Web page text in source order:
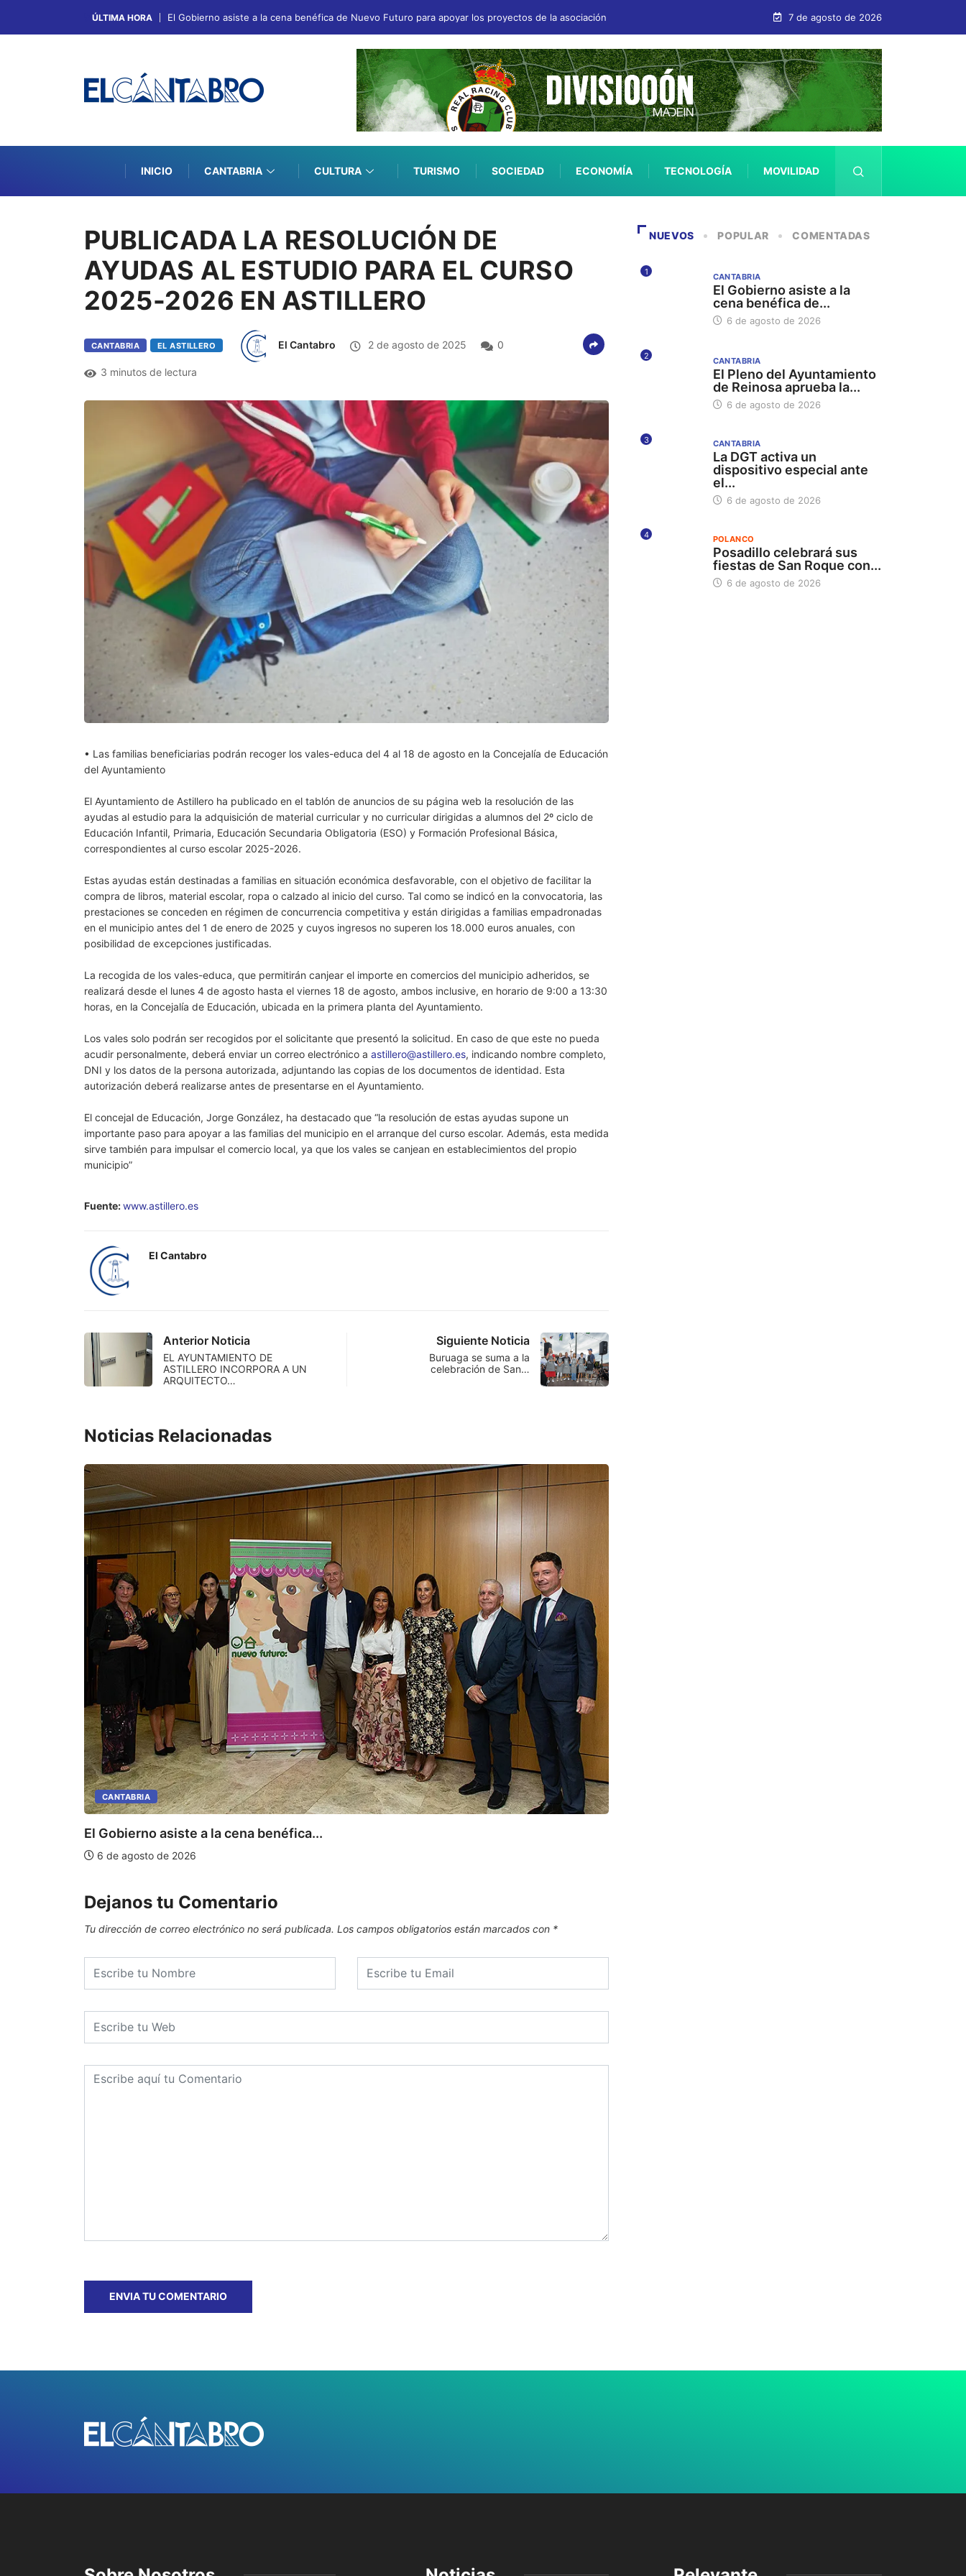
ÚLTIMA HORA El Gobierno asiste a la cena benéfica de Nuevo Futuro para apoyar los proyectos de la asociación 7 de agosto de 2026
INICIO CANTABRIA CULTURA TURISMO SOCIEDAD ECONOMÍA TECNOLOGÍA MOVILIDAD
PUBLICADA LA RESOLUCIÓN DE
AYUDAS AL ESTUDIO PARA EL CURSO
2025-2026 EN ASTILLERO
CANTABRIA EL ASTILLERO El Cantabro 2 de agosto de 2025 0
3 minutos de lectura
• Las familias beneficiarias podrán recoger los vales-educa del 4 al 18 de agosto en la Concejalía de Educación
del Ayuntamiento
El Ayuntamiento de Astillero ha publicado en el tablón de anuncios de su página web la resolución de las
ayudas al estudio para la adquisición de material curricular y no curricular dirigidas a alumnos del 2º ciclo de
Educación Infantil, Primaria, Educación Secundaria Obligatoria (ESO) y Formación Profesional Básica,
correspondientes al curso escolar 2025-2026.
Estas ayudas están destinadas a familias en situación económica desfavorable, con el objetivo de facilitar la
compra de libros, material escolar, ropa o calzado al inicio del curso. Tal como se indicó en la convocatoria, las
prestaciones se conceden en régimen de concurrencia competitiva y están dirigidas a familias empadronadas
en el municipio antes del 1 de enero de 2025 y cuyos ingresos no superen los 18.000 euros anuales, con
posibilidad de excepciones justificadas.
La recogida de los vales-educa, que permitirán canjear el importe en comercios del municipio adheridos, se
realizará desde el lunes 4 de agosto hasta el viernes 18 de agosto, ambos inclusive, en horario de 9:00 a 13:30
horas, en la Concejalía de Educación, ubicada en la primera planta del Ayuntamiento.
Los vales solo podrán ser recogidos por el solicitante que presentó la solicitud. En caso de que este no pueda
acudir personalmente, deberá enviar un correo electrónico a astillero@astillero.es, indicando nombre completo,
DNI y los datos de la persona autorizada, adjuntando las copias de los documentos de identidad. Esta
autorización deberá realizarse antes de presentarse en el Ayuntamiento.
El concejal de Educación, Jorge González, ha destacado que “la resolución de estas ayudas supone un
importante paso para apoyar a las familias del municipio en el arranque del curso escolar. Además, esta medida
sirve también para impulsar el comercio local, ya que los vales se canjean en establecimientos del propio
municipio”
Fuente:www.astillero.es
El Cantabro
Anterior Noticia
EL AYUNTAMIENTO DE
ASTILLERO INCORPORA A UN
ARQUITECTO…
Siguiente Noticia
Buruaga se suma a la
celebración de San…
Noticias Relacionadas
CANTABRIA
El Gobierno asiste a la cena benéfica...
6 de agosto de 2026
Dejanos tu Comentario
Tu dirección de correo electrónico no será publicada. Los campos obligatorios están marcados con *
NUEVOS POPULAR COMENTADAS
1 CANTABRIA
El Gobierno asiste a la
cena benéfica de...
6 de agosto de 2026
2 CANTABRIA
El Pleno del Ayuntamiento
de Reinosa aprueba la...
6 de agosto de 2026
3 CANTABRIA
La DGT activa un
dispositivo especial ante
el...
6 de agosto de 2026
4 POLANCO
Posadillo celebrará sus
fiestas de San Roque con...
6 de agosto de 2026